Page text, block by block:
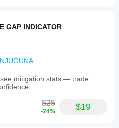
GAP INDICATOR
mitigation stats — trade
$25
-24% $19